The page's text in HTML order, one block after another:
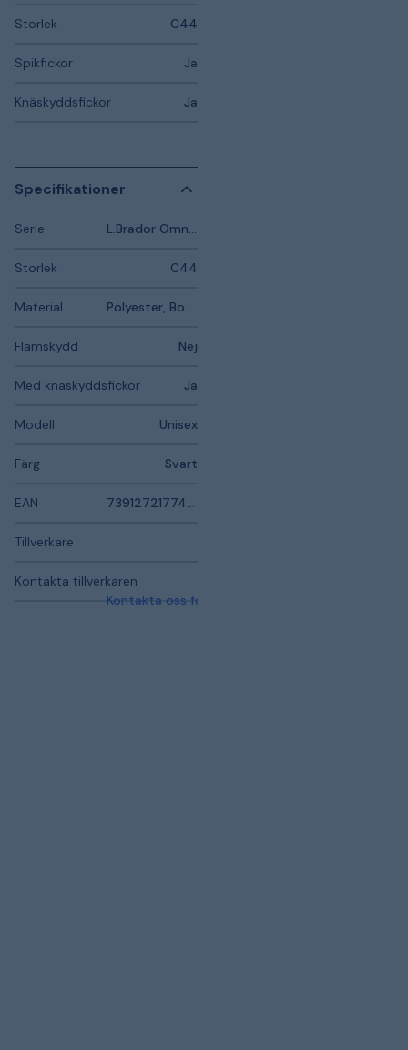
Storlek C44
Spikfickor Ja
Knäskyddsfickor Ja
Specifikationer
Serie
Storlek C44
Material
Flamskydd Nej
Med knäskyddsfickor Ja
Modell Unisex
Färg Svart
EAN
Tillverkare
Kontakta tillverkaren
Kontakta oss för mer information